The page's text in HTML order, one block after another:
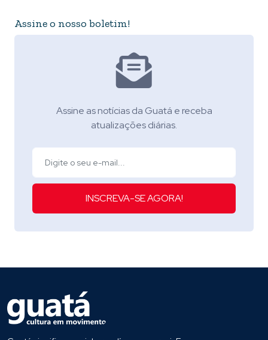
Assine o nosso boletim!
Assine as notícias da Guatá e receba
atualizações diárias.
INSCREVA-SE AGORA!